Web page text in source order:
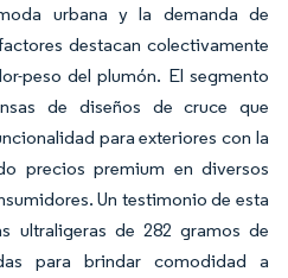
urbana y la demanda de
destacan colectivamente
peso del plumón. El segmento
de diseños de cruce que
para exteriores con la
precios premium en diversos
Un testimonio de esta
ultraligeras de 282 gramos de
para brindar comodidad a